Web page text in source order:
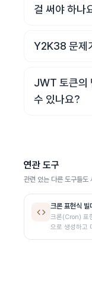
걸 써야 하나
Y2K38 문제
JWT 토큰의
수 있나요?
연관 도구
관련 있는 다른 도구들도
크론 표현식 빌
크론(Cron) 표
으로 생성하고